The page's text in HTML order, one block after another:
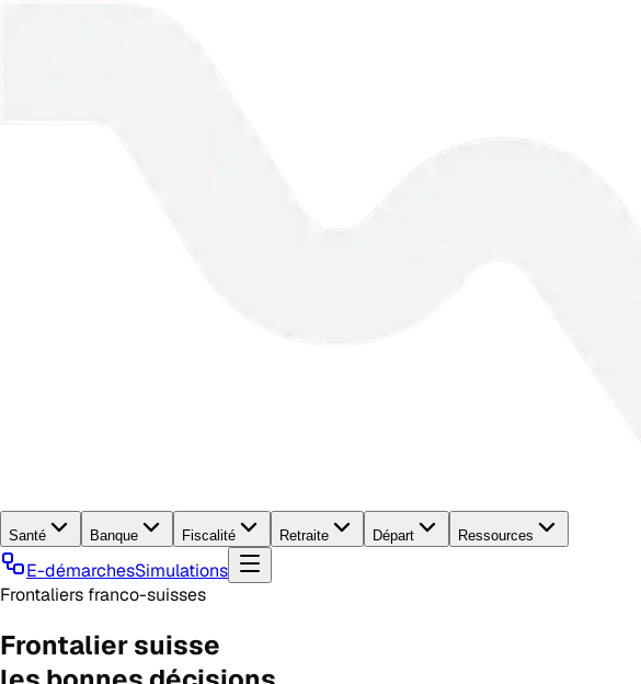
Santé Banque Fiscalité Retraite Départ Ressources
E-démarchesSimulations
Frontaliers franco-suisses
Frontalier suisse